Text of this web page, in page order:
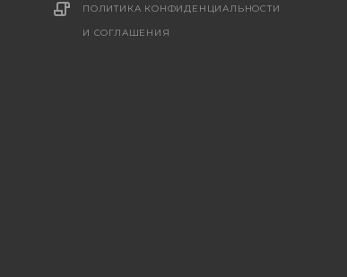
ПОЛИТИКА КОНФИДЕНЦИАЛЬНОСТИ
И СОГЛАШЕНИЯ